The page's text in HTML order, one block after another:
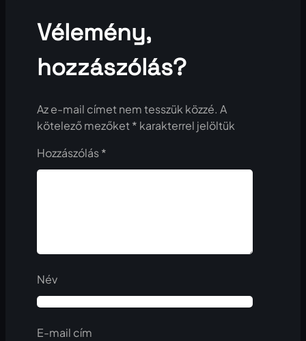
Vélemény,
hozzászólás?
Az e-mail címet nem tesszük közzé. A
kötelező mezőket * karakterrel jelöltük
Hozzászólás*
Név
E-mail cím